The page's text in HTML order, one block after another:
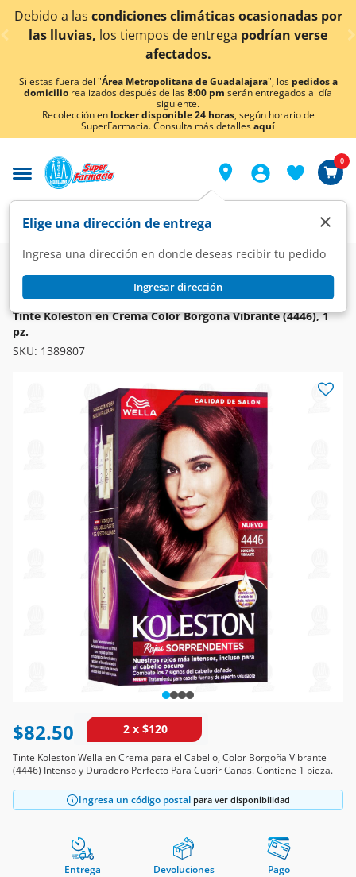
< div class="carousel-inner">
climáticas ocasionadas por
de entregapodrían verse
¡Ahora también en
Si estas fuera del "Área Metropolitana de Guadalajara", los pedidos a
domicilio realizados después de las8:00 pm serán entregados al día
siguiente.
Recolección en locker disponible 24 horas, según horario de
SuperFarmacia. Consulta más detallesaquí
Elige una dirección de entrega
Ingresa una dirección en donde deseas recibir tu pedido
Ingresar dirección
×
0
Super Higiene y Belleza
Cuidado del Cabello
Tintes
KOLESTON
Tinte Koleston en Crema Color Borgoña Vibrante (4446), 1
pz.
SKU: 1389807
$82.50 2 x $120
Tinte Koleston Wella en Crema para el Cabello, Color Borgoña Vibrante
(4446) Intenso y Duradero Perfecto Para Cubrir Canas. Contiene 1 pieza.
Ingresa un código postal para ver disponibilidad
Entrega Devoluciones Pago